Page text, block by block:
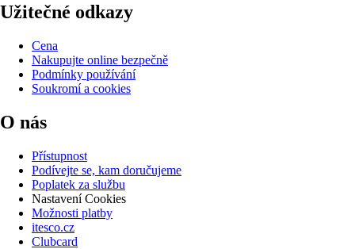
Užitečné odkazy
Cena
Nakupujte online bezpečně
Podmínky používání
Soukromí a cookies
O nás
Přístupnost
Podívejte se, kam doručujeme
Poplatek za službu
Nastavení Cookies
Možnosti platby
itesco.cz
Clubcard